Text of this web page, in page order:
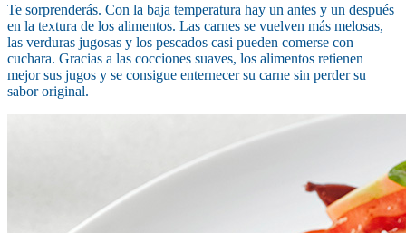
Te sorprenderás. Con la baja temperatura hay un antes y un después
en la textura de los alimentos. Las carnes se vuelven más melosas,
las verduras jugosas y los pescados casi pueden comerse con
cuchara. Gracias a las cocciones suaves, los alimentos retienen
mejor sus jugos y se consigue enternecer su carne sin perder su
sabor original.